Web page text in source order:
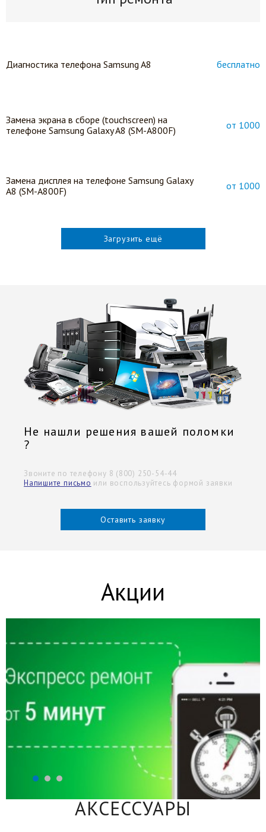
Диагностика телефона Samsung A8 бесплатно
Замена экрана в сборе (touchscreen) на
телефоне Samsung Galaxy A8 (SM-A800F)
от 1000
Замена дисплея на телефоне Samsung Galaxy
A8 (SM-A800F)
от 1000
Загрузить ещё
Не нашли решения вашей поломки
?
Звоните по телефону 8 (800) 250-54-44
Напишите письмо или воспользуйтесь формой заявки
Оставить заявку
Акции
АКСЕССУАРЫ